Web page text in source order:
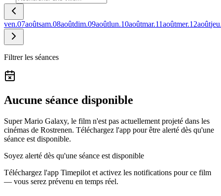
ven.07aoûtsam.08aoûtdim.09aoûtlun.10aoûtmar.11aoûtmer.12août
Filtrer les séances
Aucune séance disponible
Super Mario Galaxy, le film n'est pas actuellement projeté dans les
cinémas de Rostrenen. Téléchargez l'app pour être alerté dès qu'une
séance est disponible.
Soyez alerté dès qu'une séance est disponible
Téléchargez l'app Timepilot et activez les notifications pour ce film
— vous serez prévenu en temps réel.